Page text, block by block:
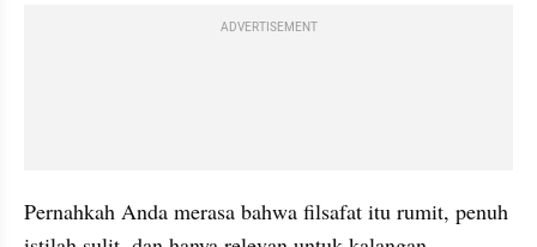
ADVERTISEMENT
Pernahkah Anda merasa bahwa filsafat itu rumit, penuh